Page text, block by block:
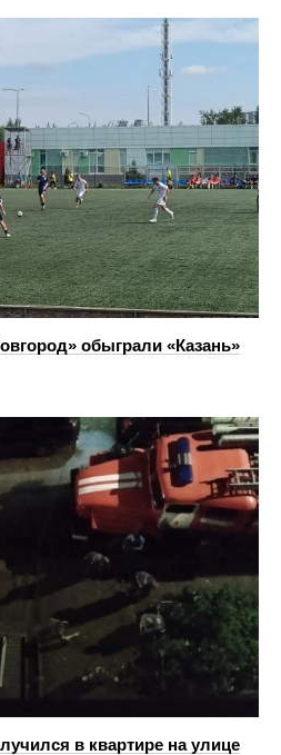
обыграли «Казань»
в квартире на улице